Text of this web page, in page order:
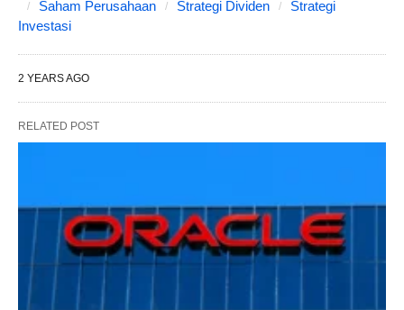
Saham Perusahaan Strategi Dividen
Strategi
Investasi
2 YEARS AGO
RELATED POST